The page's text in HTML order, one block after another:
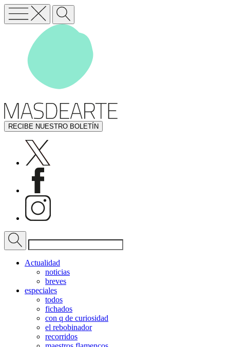
RECIBE NUESTRO BOLETÍN
Actualidad
noticias
breves
especiales
todos
fichados
con q de curiosidad
el rebobinador
recorridos